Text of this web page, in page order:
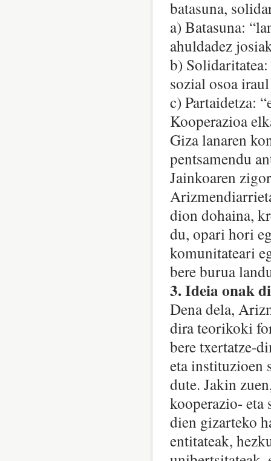
batasuna,
a) Batasuna:
ahuldadez
b)
sozial osoa
c) Partaidetza:
Kooperazioa
Giza lanaren
pentsamendu
Jainkoaren
dion dohaina,
du, opari hori
komunitateari
bere burua
3. Ideia onak
Dena dela,
dira teorikoki
bere txertatze-
eta instituzioen
dute. Jakin
kooperazio- eta
dien gizarteko
entitateak,